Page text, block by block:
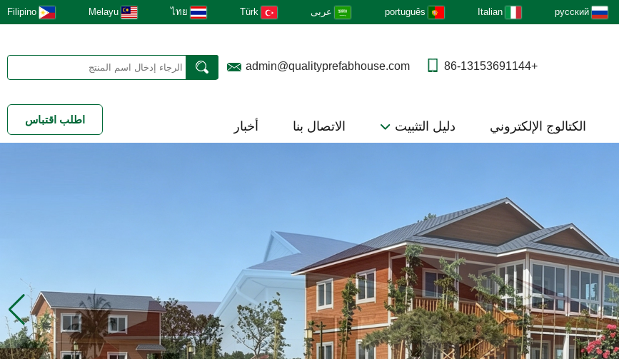
русский
Italian
português عربى Türk
ไทย
Melayu
Filipino
+86-13153691144
admin@qualityprefabhouse.com
الكتالوج الإلكتروني دليل التثبيت الاتصال بنا أخبار اطلب اقتباس